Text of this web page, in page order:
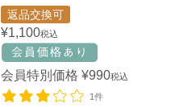
返品交換可
¥1,100税込
会員特別価格 ¥990税込
1件